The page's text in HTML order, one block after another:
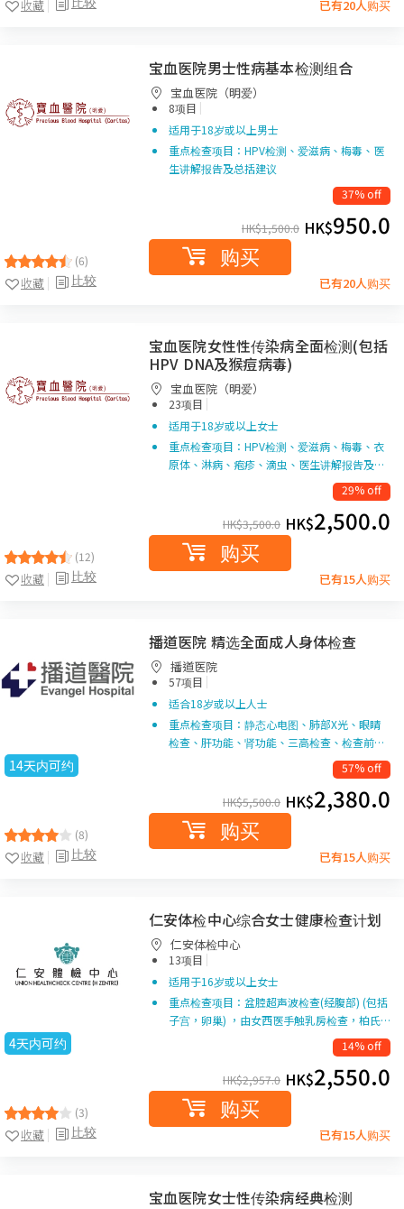
收藏 已有20人购买
(6)
比较
收藏
宝血医院男士性病基本检测组合
宝血医院（明爱）
8项目 |
适用于18岁或以上男士
重点检查项目：HPV检测、爱滋病、梅毒、医
生讲解报告及总括建议
37% off
HK$1,500.0 HK$950.0
购买
已有20人购买
(12)
比较
收藏
宝血医院女性性传染病全面检测(包括
HPV DNA及猴痘病毒)
宝血医院（明爱）
23项目 |
适用于18岁或以上女士
重点检查项目：HPV检测、爱滋病、梅毒、衣
原体、淋病、疱疹、滴虫、医生讲解报告及…
29% off
HK$3,500.0 HK$2,500.0
购买
已有15人购买
14天内可约
(8)
比较
收藏
播道医院 精选全面成人身体检查
播道医院
57项目 |
适合18岁或以上人士
重点检查项目：静态心电图、肺部X光、眼睛
检查、肝功能、肾功能、三高检查、检查前…
57% off
HK$5,500.0 HK$2,380.0
购买
已有15人购买
4天内可约
(3)
比较
收藏
仁安体检中心综合女士健康检查计划
仁安体检中心
13项目 |
适用于16岁或以上女士
重点检查项目：盆腔超声波检查(经腹部) (包括
子宫，卵巢) ，由女西医手触乳房检查，柏氏…
14% off
HK$2,957.0 HK$2,550.0
购买
已有15人购买
宝血医院女士性传染病经典检测